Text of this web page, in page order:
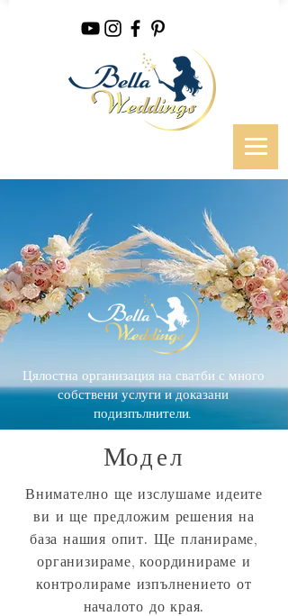
Цялостна организация на сватби с много
собствени услуги и доказани
подизпълнители.
Модел
Внимателно ще изслушаме идеите
ви и ще предложим решения на
база нашия опит. Ще планираме,
организираме, координираме и
контролираме изпълнението от
началото до края.